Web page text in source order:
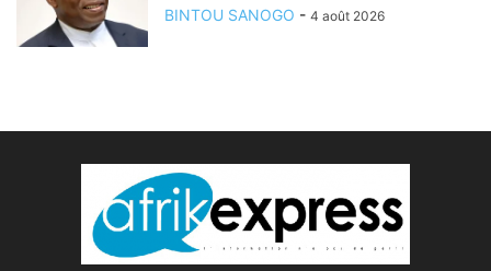
BINTOU SANOGO - 4 août 2026